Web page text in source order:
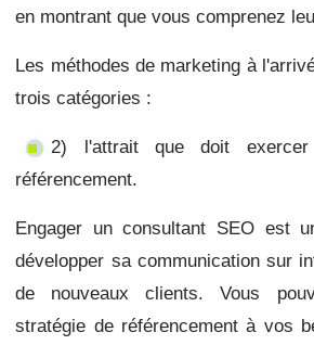
en montrant que vous comprenez
Les méthodes de marketing à
trois catégories :
2) l'attrait que doit
référencement.
Engager un consultant SEO est
développer sa communication sur
de nouveaux clients. Vous
stratégie de référencement à vos